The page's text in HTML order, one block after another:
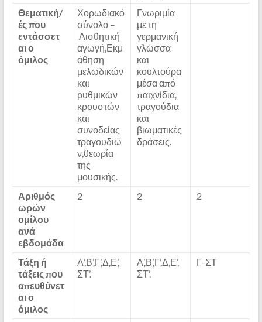
Θεματική/
ές που
εντάσσετ
αι ο
όμιλος
Χορωδιακό
σύνολο –
Αισθητική
αγωγή,Εκμ
άθηση
μελωδικών
και
ρυθμικών
κρουστών
και
συνοδείας
τραγουδιώ
ν,θεωρία
της
μουσικής.
Γνωριμία
με τη
γερμανική
γλώσσα
και
κουλτούρα
μέσα από
παιχνίδια,
τραγούδια
και
βιωματικές
δράσεις.
Αριθμός
ωρών
ομίλου
ανά
εβδομάδα
2 2 2
Τάξη ή
τάξεις που
απευθύνετ
αι ο
όμιλος
Α’,Β’,Γ’,Δ,Ε’,
ΣΤ’.
Α’,Β’,Γ’,Δ,Ε’,
ΣΤ’.
Γ-ΣΤ